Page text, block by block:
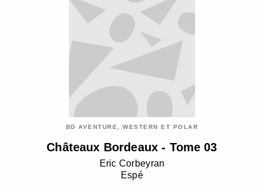
BD AVENTURE, WESTERN ET POLAR
Châteaux Bordeaux - Tome 03
Eric Corbeyran
Espé